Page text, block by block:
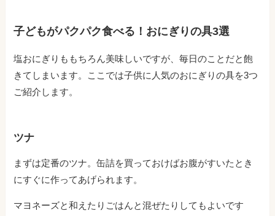
子どもがパクパク食べる！おにぎりの具3選
塩おにぎりももちろん美味しいですが、毎日のことだと飽
きてしまいます。ここでは子供に人気のおにぎりの具を3つ
ご紹介します。
ツナ
まずは定番のツナ。缶詰を買っておけばお腹がすいたとき
にすぐに作ってあげられます。
マヨネーズと和えたりごはんと混ぜたりしてもよいです